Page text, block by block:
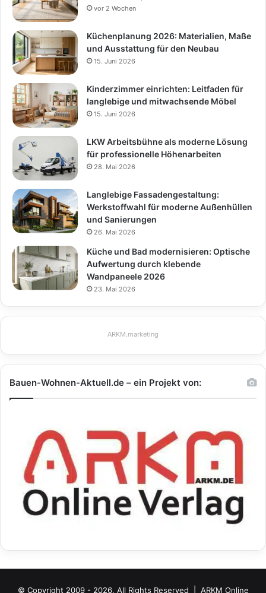
vor 2 Wochen
Küchenplanung 2026: Materialien, Maße
und Ausstattung für den Neubau
15. Juni 2026
Kinderzimmer einrichten: Leitfaden für
langlebige und mitwachsende Möbel
15. Juni 2026
LKW Arbeitsbühne als moderne Lösung
für professionelle Höhenarbeiten
28. Mai 2026
Langlebige Fassadengestaltung:
Werkstoffwahl für moderne Außenhüllen
und Sanierungen
26. Mai 2026
Küche und Bad modernisieren: Optische
Aufwertung durch klebende
Wandpaneele 2026
23. Mai 2026
ARKM.marketing
Bauen-Wohnen-Aktuell.de – ein Projekt von:
© Copyright 2009 - 2026, All Rights Reserved | ARKM Online